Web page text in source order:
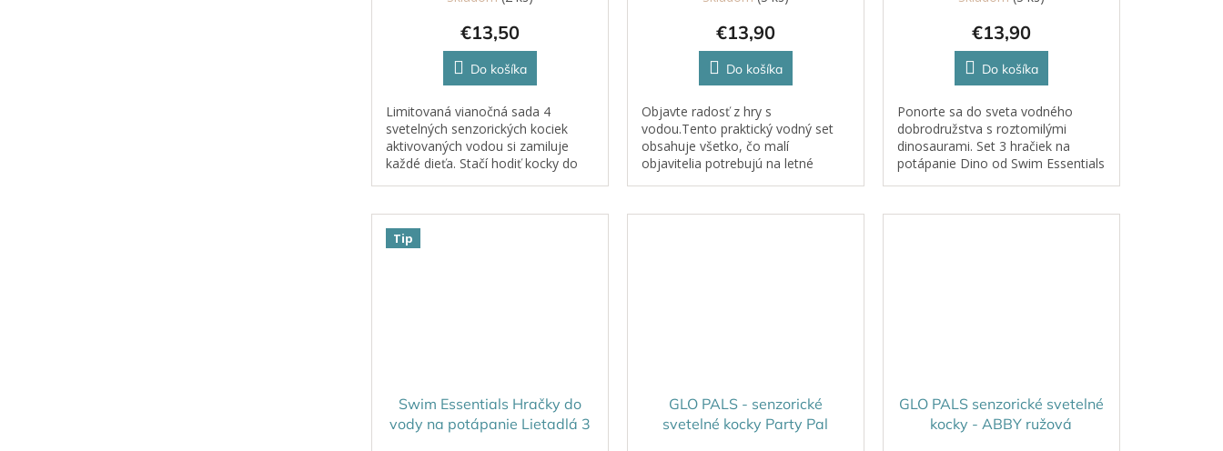
€13,50
Do košíka
Limitovaná vianočná sada 4
svetelných senzorických kociek
aktivovaných vodou si zamiluje
každé dieťa. Stačí hodiť kocky do
€13,90
Do košíka
Objavte radosť z hry s
vodou.Tento praktický vodný set
obsahuje všetko, čo malí
objavitelia potrebujú na letné
vodu pipetou, prelievať...
€13,90
Do košíka
Ponorte sa do sveta vodného
dobrodružstva s roztomilými
dinosaurami. Set 3 hračiek na
potápanie Dino od Swim Essentials
zručností.
Tip
Swim Essentials Hračky do
vody na potápanie Lietadlá 3
GLO PALS - senzorické
svetelné kocky Party Pal
GLO PALS senzorické svetelné
kocky - ABBY ružová